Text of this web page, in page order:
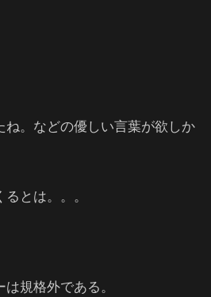
ね。などの優しい言葉が欲しか
とは。。。
規格外である。